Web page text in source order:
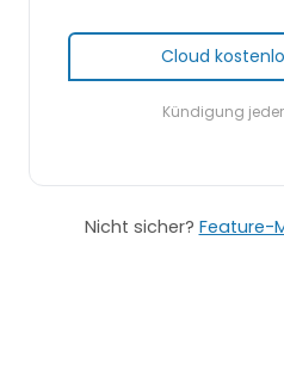
Cloud
Kündigung
Nicht sicher? Feature-